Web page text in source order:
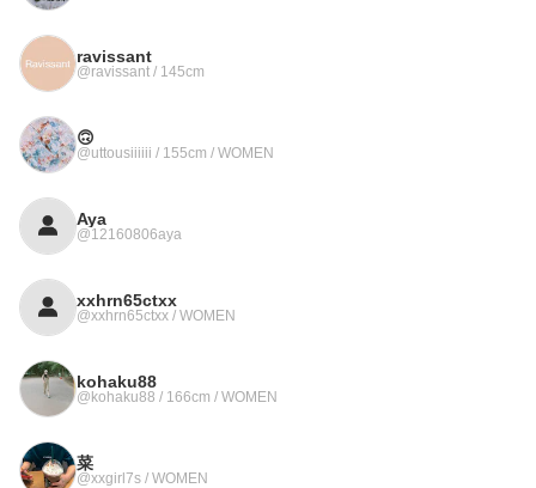
ravissant
@ravissant / 145cm
🙃
@uttousiiiiii / 155cm / WOMEN
Aya
@12160806aya
xxhrn65ctxx
@xxhrn65ctxx / WOMEN
kohaku88
@kohaku88 / 166cm / WOMEN
菜
@xxgirl7s / WOMEN